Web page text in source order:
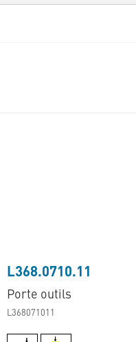
L368.0710.11
Porte outils
L368071011